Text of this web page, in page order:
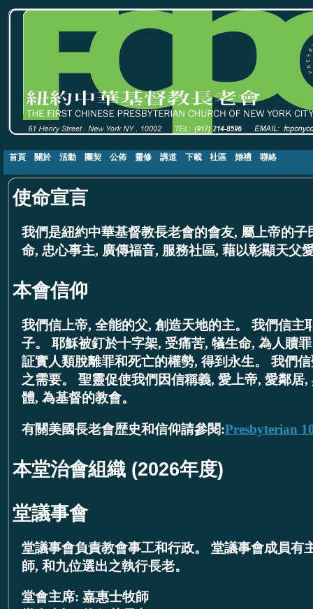
首頁 關於 活動 團契 公佈 靈修 講道 下載 社區 婚禮 聯絡
使命宣言
我們是紐約中華基督教長老會的會友, 屬上帝的子
命, 忠心事主, 廣傳福音, 服務社區, 藉以彰顯天父
本會信仰
我們信上帝, 全能的父, 創造天地的主。 我們信主
子。 耶穌被釘於十字架, 受痛苦, 犠生命, 為人贖
証實人類脫離罪和死亡的權勢, 得到永生。 我們
之需要。 聖靈促使我們因信稱義, 愛上帝, 愛鄰居
體, 為基督的教會。
有關美國長老會歴史和信仰請參閱:Presbyterian
本堂治會組織 (2026年度)
堂議事會
堂議事會負責教會事工和行政。 堂議事會成員有
師, 和九位選出之執行長老。
堂會主席: 嘉惠士牧師